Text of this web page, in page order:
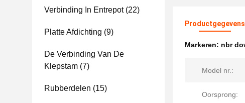
Verbinding In Entrepot(22)
Platte Afdichting (9)
De Verbinding Van De
Klepstam (7)
Rubberdelen (15)
Productgegevens
Markeren: nbr
Model nr.:
Oorsprong: